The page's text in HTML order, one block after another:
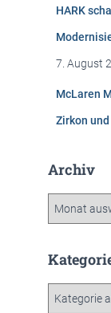
HARK
7. August
McLaren
Zirkon
Archiv
h